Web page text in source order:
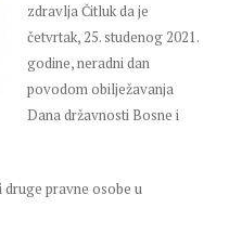
zdravlja Čitluk da je
četvrtak, 25. studenog 2021.
godine, neradni dan
povodom obilježavanja
Dana državnosti Bosne i
druge pravne osobe u